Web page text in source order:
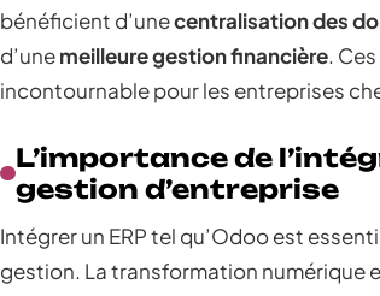
bénéficient d’unecentralisation des
d’unemeilleure gestion financière.
incontournable pour les entreprises
L’importance de
gestion d’entreprise
Intégrer un ERP tel qu’Odoo est
gestion. La transformation numérique